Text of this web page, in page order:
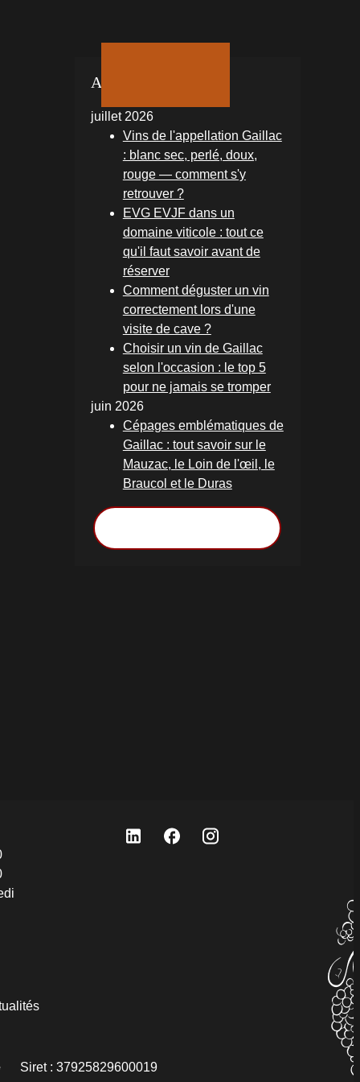
Autres actualités
juillet 2026
Vins de l'appellation Gaillac
: blanc sec, perlé, doux,
rouge — comment s'y
retrouver ?
EVG EVJF dans un
domaine viticole : tout ce
qu'il faut savoir avant de
réserver
Comment déguster un vin
correctement lors d'une
visite de cave ?
Choisir un vin de Gaillac
selon l'occasion : le top 5
pour ne jamais se tromper
juin 2026
Cépages emblématiques de
Gaillac : tout savoir sur le
Mauzac, le Loin de l'œil, le
Braucol et le Duras
Siret : 37925829600019